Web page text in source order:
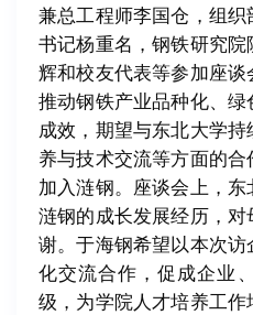
兼总工程师李国仓，组
书记杨重名，钢铁研究
辉和校友代表等参加座
推动钢铁产业品种化、
成效，期望与东北大学
养与技术交流等方面的
加入涟钢。座谈会上，
涟钢的成长发展经历，
谢。于海钢希望以本次
化交流合作，促成企业
级，为学院人才培养工